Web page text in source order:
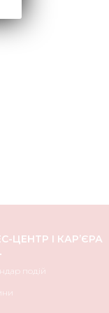
ЦЕНТР І КАР’ЄРА
подій